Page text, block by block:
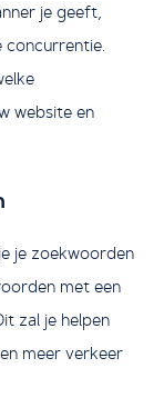
je geeft,
concurrentie.
website en
je zoekwoorden
met een
zal je helpen
meer verkeer